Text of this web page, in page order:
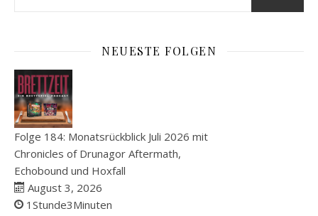
NEUESTE FOLGEN
Folge 184: Monatsrückblick Juli 2026 mit
Chronicles of Drunagor Aftermath,
Echobound und Hoxfall
August 3, 2026
1Stunde3Minuten